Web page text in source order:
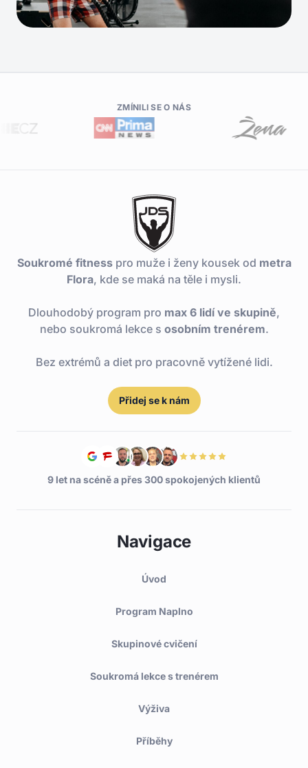
ZMÍNILI SE O NÁS
Soukromé fitnesspro muže i ženy kousek od metra
Flora, kde se maká na těle i mysli.
Dlouhodobý program pro max 6 lidí ve skupině,
nebo soukromá lekce s osobním trenérem.
Bez extrémů a diet pro pracovně vytížené lidi.
Přidej se k nám
9 let na scéně a přes 300 spokojených klientů
Navigace
Úvod
Program Naplno
Skupinové cvičení
Soukromá lekce s trenérem
Výživa
Příběhy